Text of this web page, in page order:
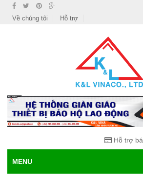
Về chúng tôi
Hỗ trợ
Hỗ trợ
MENU